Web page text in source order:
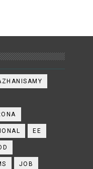
EE
JOB